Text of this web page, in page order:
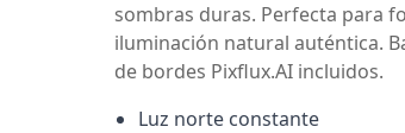
sombras duras. Perfecta para
iluminación natural auténtica.
de bordes Pixflux.AI incluidos.
Luz norte constante